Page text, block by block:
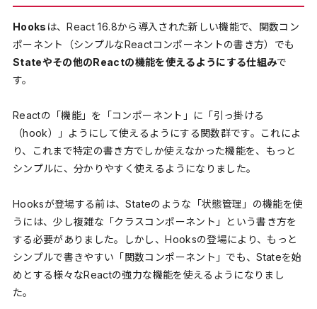
Hooks は、React 16.8から導入された新しい機能で、関数コン
ポーネント（シンプルなReactコンポーネントの書き方）でも
Stateやその他のReactの機能を使えるようにする仕組みで
す。
Reactの「機能」を「コンポーネント」に「引っ掛ける
（hook）」ようにして使えるようにする関数群です。これによ
り、これまで特定の書き方でしか使えなかった機能を、もっと
シンプルに、分かりやすく使えるようになりました。
Hooksが登場する前は、Stateのような「状態管理」の機能を使
うには、少し複雑な「クラスコンポーネント」という書き方を
する必要がありました。しかし、Hooksの登場により、もっと
シンプルで書きやすい「関数コンポーネント」でも、Stateを始
めとする様々なReactの強力な機能を使えるようになりまし
た。